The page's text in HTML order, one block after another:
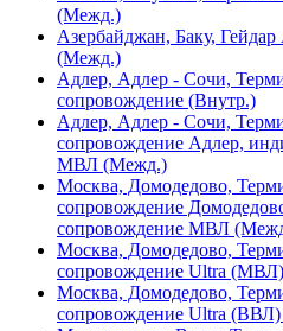
(Межд.)
Азербайджан, Баку,
(Межд.)
Адлер, Адлер - Сочи,
сопровождение (Внутр.)
Адлер, Адлер - Сочи,
сопровождение Адлер,
МВЛ (Межд.)
Москва, Домодедово,
сопровождение
сопровождение МВЛ
Москва, Домодедово,
сопровождение Ultra
Москва, Домодедово,
сопровождение Ultra